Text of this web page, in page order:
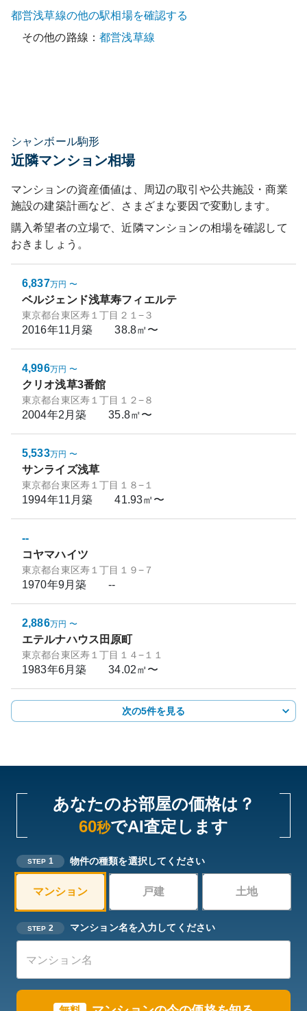
都営浅草線の他の駅相場を確認する
その他の路線：都営浅草線
シャンボール駒形
近隣マンション相場
マンションの資産価値は、周辺の取引や公共施設・商業
施設の建築計画など、さまざまな要因で変動します。
購入希望者の立場で、近隣マンションの相場を確認して
おきましょう。
6,837万円 〜
ベルジェンド浅草寿フィエルテ
東京都台東区寿１丁目２１−３
2016年11月築 38.8㎡〜
4,996万円 〜
クリオ浅草3番館
東京都台東区寿１丁目１２−８
2004年2月築 35.8㎡〜
5,533万円 〜
サンライズ浅草
東京都台東区寿１丁目１８−１
1994年11月築 41.93㎡〜
--
コヤマハイツ
東京都台東区寿１丁目１９−７
1970年9月築 --
2,886万円 〜
エテルナハウス田原町
東京都台東区寿１丁目１４−１１
1983年6月築 34.02㎡〜
次の5件を見る
あなたのお部屋の価格は？
60秒でAI査定します
STEP 1 物件の種類を選択してください
マンション 戸建 土地
STEP 2 マンション名を入力してください